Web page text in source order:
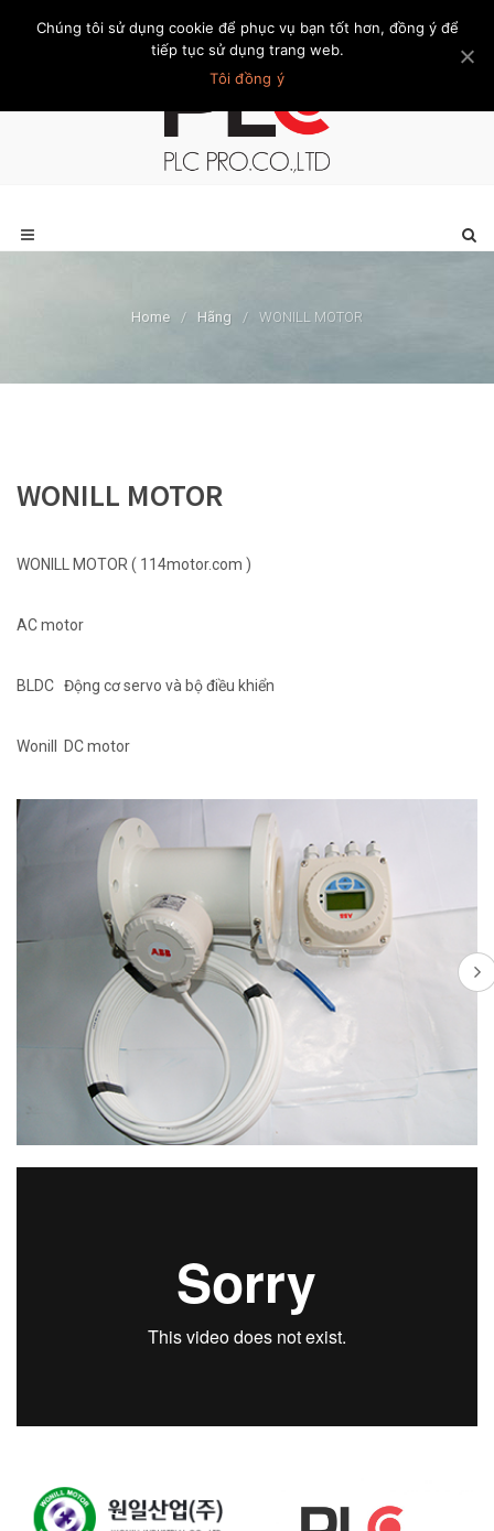
Trang chủ Giới thiệu Khách hàng Liên hệ Thành viên
Home / Hãng / WONILL MOTOR
WONILL MOTOR
WONILL MOTOR ( 114motor.com )
AC motor
BLDC Động cơ servo và bộ điều khiển
Wonill DC motor
Chúng tôi sử dụng cookie để phục vụ bạn tốt hơn, đồng ý để
tiếp tục sử dụng trang web.
Tôi đồng ý